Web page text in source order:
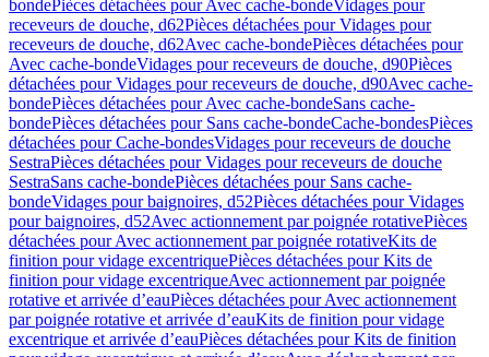
bondePièces détachées pour Avec cache-bondeVidages pour
receveurs de douche, d62Pièces détachées pour Vidages pour
receveurs de douche, d62Avec cache-bondePièces détachées pour
Avec cache-bondeVidages pour receveurs de douche, d90Pièces
détachées pour Vidages pour receveurs de douche, d90Avec cache-
bondePièces détachées pour Avec cache-bondeSans cache-
bondePièces détachées pour Sans cache-bondeCache-bondesPièces
détachées pour Cache-bondesVidages pour receveurs de douche
SestraPièces détachées pour Vidages pour receveurs de douche
SestraSans cache-bondePièces détachées pour Sans cache-
bondeVidages pour baignoires, d52Pièces détachées pour Vidages
pour baignoires, d52Avec actionnement par poignée rotativePièces
détachées pour Avec actionnement par poignée rotativeKits de
finition pour vidage excentriquePièces détachées pour Kits de
finition pour vidage excentriqueAvec actionnement par poignée
rotative et arrivée d’eauPièces détachées pour Avec actionnement
par poignée rotative et arrivée d’eauKits de finition pour vidage
excentrique et arrivée d’eauPièces détachées pour Kits de finition